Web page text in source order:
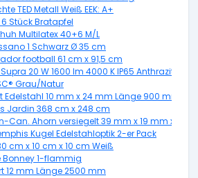
TED Metall Weiß EEK: A+
Stück Bratapfel
Multilatex 40+6 M/L
1 Schwarz Ø 35 cm
football 61 cm x 91,5 cm
Supra 20 W 1600 lm 4000 K IP65 Anthrazit
Grau/Natur
Edelstahl 10 mm x 24 mm Länge 900 mm
Jardin 368 cm x 248 cm
Can. Ahorn versiegelt 39 mm x 19 mm x
Kugel Edelstahloptik 2-er Pack
cm x 10 cm x 10 cm Weiß
Bonney 1-flammig
12 mm Länge 2500 mm